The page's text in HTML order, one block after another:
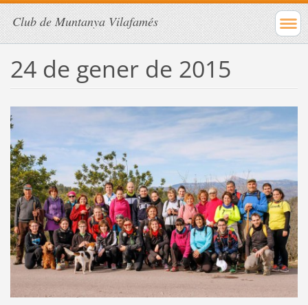
Club de Muntanya Vilafamés
24 de gener de 2015